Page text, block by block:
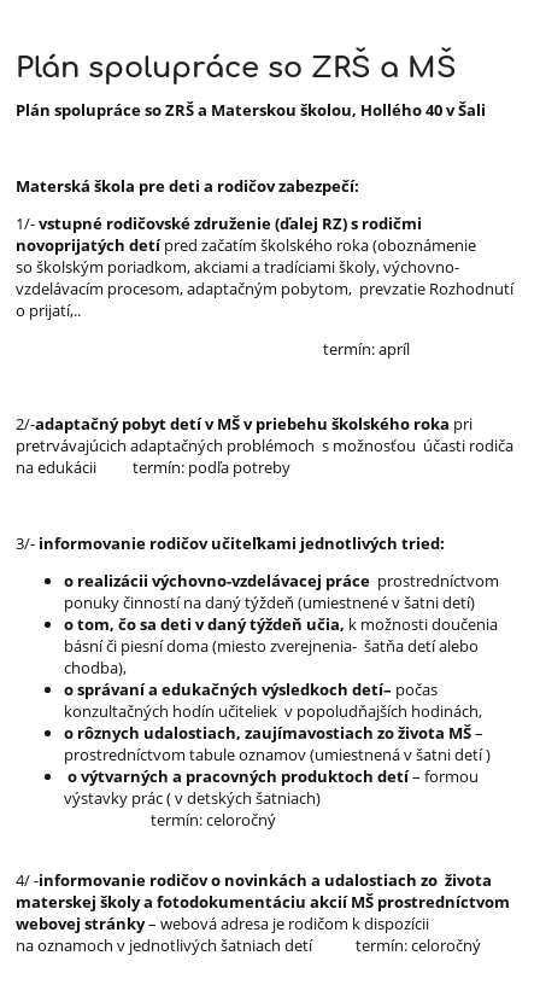
RZ
Plán spolupráce so ZRŠ a MŠ
Plán spolupráce so ZRŠ a Materskou školou, Hollého 40 v Šali
Materská škola pre deti a rodičov zabezpečí:
1/-vstupné rodičovské združenie (ďalej RZ) s rodičmi
novoprijatých detípred začatím školského roka (oboznámenie
so školským poriadkom, akciami a tradíciami školy, výchovno-
vzdelávacím procesom, adaptačným pobytom, prevzatie Rozhodnutí
o prijatí,..
termín: apríl
2/-adaptačný pobyt detí v MŠ v priebehu školského roka pri
pretrvávajúcich adaptačných problémoch s možnosťou účasti rodiča
na edukácii termín: podľa potreby
3/- informovanie rodičov učiteľkami jednotlivých tried:
o realizácii výchovno-vzdelávacej práce prostredníctvom
ponuky činností na daný týždeň (umiestnené v šatni detí)
otom, čo sa deti v daný týždeň učia, k možnosti doučenia
básní či piesní doma (miesto zverejnenia- šatňa detí alebo
chodba),
o správaní a edukačných výsledkoch detí– počas
konzultačných hodín učiteliek v popoludňajších hodinách,
o rôznych udalostiach, zaujímavostiach zo života MŠ–
prostredníctvom tabule oznamov (umiestnená v šatni detí )
o výtvarných a pracovných produktoch detí– formou
výstavky prác ( v detských šatniach)
termín: celoročný
4/ -informovanie rodičov o novinkách a udalostiach zo života
materskej školya fotodokumentáciu akcií MŠ prostredníctvom
webovej stránky– webová adresa je rodičom k dispozícii
na oznamoch v jednotlivých šatniach detí termín: celoročný